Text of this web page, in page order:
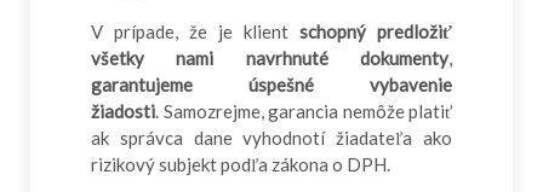
V prípade, že je klient schopný predložiť
všetky nami navrhnuté dokumenty,
garantujeme úspešné vybavenie
žiadosti. Samozrejme, garancia nemôže platiť
ak správca dane vyhodnotí žiadateľa ako
rizikový subjekt podľa zákona o DPH.